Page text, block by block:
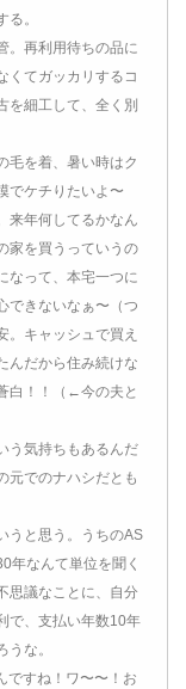
。
。再利用待ちの品に
てガッカリするコ
を細工して、全く別
毛を着、暑い時はク
でケチりたいよ〜
来年何してるかなん
家を買うっていうの
なって、本宅一つに
できないなぁ〜（つ
。キャッシュで買え
んだから住み続けな
白！！（←今の夫と
う気持ちもあるんだ
元でのナハシだとも
うと思う。うちのAS
年なんて単位を聞く
思議なことに、自分
で、支払い年数10年
な。
すね！ワ〜〜！お